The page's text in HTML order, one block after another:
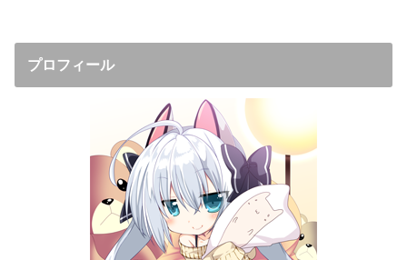
プロフィール